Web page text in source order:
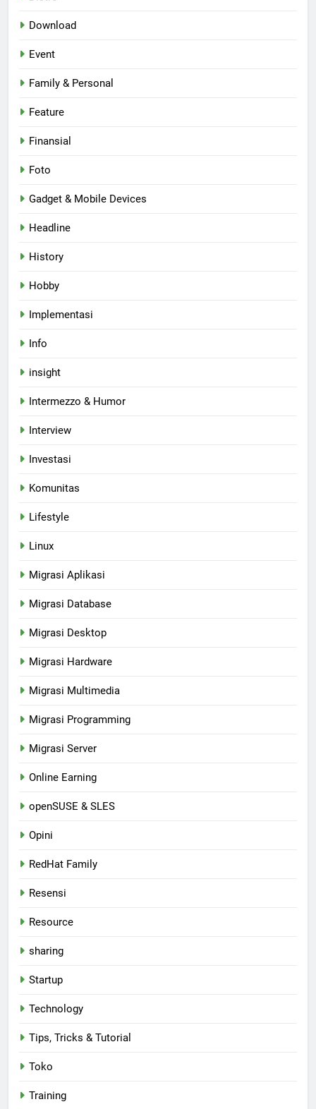
Download
Event
Family & Personal
Feature
Finansial
Foto
Gadget & Mobile Devices
Headline
History
Hobby
Implementasi
Info
insight
Intermezzo & Humor
Interview
Investasi
Komunitas
Lifestyle
Linux
Migrasi Aplikasi
Migrasi Database
Migrasi Desktop
Migrasi Hardware
Migrasi Multimedia
Migrasi Programming
Migrasi Server
Online Earning
openSUSE & SLES
Opini
RedHat Family
Resensi
Resource
sharing
Startup
Technology
Tips, Tricks & Tutorial
Toko
Training